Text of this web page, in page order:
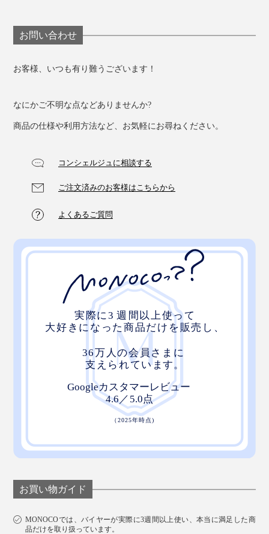
煎茶などを焙煎して、香ばしい香りを引き出したもの。
抑えられ、さっぱりとした味わいが特徴です。
香ばしさが引き立つよう、「焙じ茶そば」には粉末にし
いずれもゆで時間は5分。まずはそのまま、つゆにつけ
ずに味わってみてください。芳醇なお茶の香りに包まれ
お問い合わせ
お客様、いつも有り難うございます！
なにかご不明な点などありませんか?
商品の仕様や利用方法など、お気軽にお尋ねください。
コンシェルジュに相談する
ご注文済みのお客様はこちらから
よくあるご質問
お買い物ガイド
MONOCOでは、バイヤーが実際に3週間以上使い、本当に満足した商
品だけを取り扱っています。